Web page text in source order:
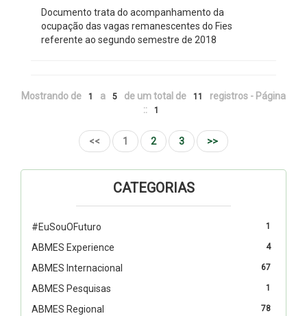
Documento trata do acompanhamento da
ocupação das vagas remanescentes do Fies
referente ao segundo semestre de 2018
Mostrando de 1 a 5 de um total de 11
registros - Página
::
1
<< 1 2 3 >>
CATEGORIAS
1
#EuSouOFuturo
4
ABMES Experience
67
ABMES Internacional
1
ABMES Pesquisas
78
ABMES Regional